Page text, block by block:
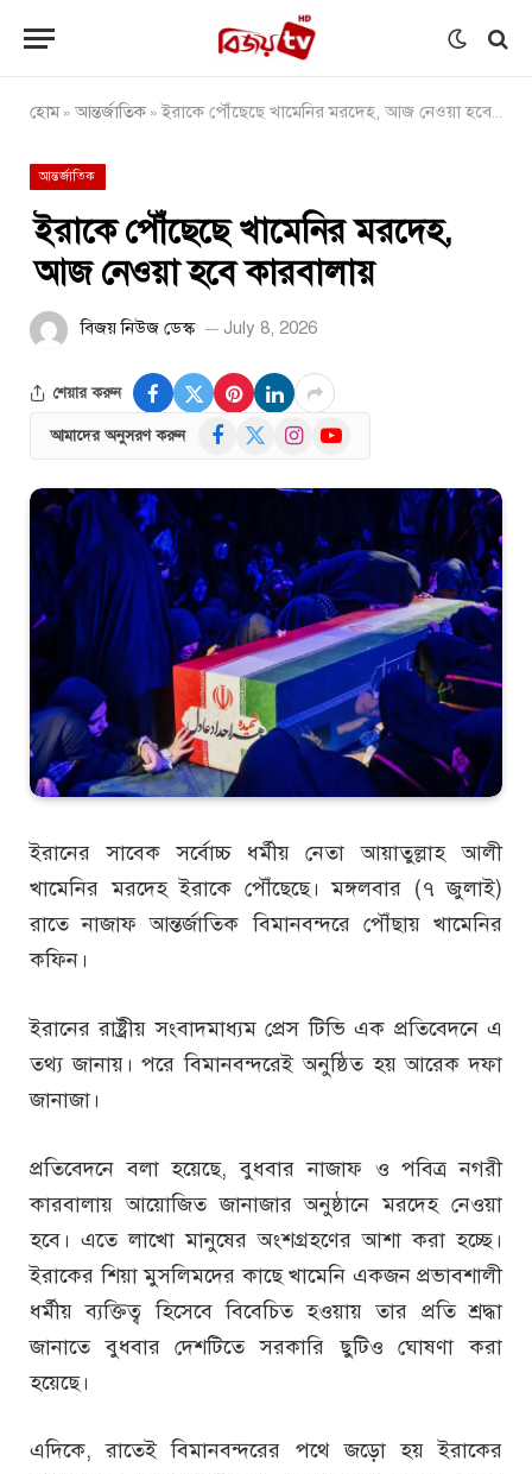
হোম» আন্তর্জাতিক »ইরাকে পৌঁছেছে খামেনির মরদেহ, আজ নেওয়া হবে কারবালায়
আন্তর্জাতিক
ইরাকে পৌঁছেছে খামেনির মরদেহ,
আজ নেওয়া হবে কারবালায়
বিজয় নিউজ ডেস্ক July 8, 2026
শেয়ার করুন
আমাদের অনুসরণ করুন Facebook InstagramYouTube
ইরানের সাবেক সর্বোচ্চ ধর্মীয় নেতা আয়াতুল্লাহ আলী
খামেনির মরদেহ ইরাকে পৌঁছেছে। মঙ্গলবার (৭ জুলাই)
রাতে নাজাফ আন্তর্জাতিক বিমানবন্দরে পৌঁছায় খামেনির
কফিন।
ইরানের রাষ্ট্রীয় সংবাদমাধ্যম প্রেস টিভি এক প্রতিবেদনে এ
তথ্য জানায়। পরে বিমানবন্দরেই অনুষ্ঠিত হয় আরেক দফা
জানাজা।
প্রতিবেদনে বলা হয়েছে, বুধবার নাজাফ ও পবিত্র নগরী
কারবালায় আয়োজিত জানাজার অনুষ্ঠানে মরদেহ নেওয়া
হবে। এতে লাখো মানুষের অংশগ্রহণের আশা করা হচ্ছে।
ইরাকের শিয়া মুসলিমদের কাছে খামেনি একজন প্রভাবশালী
ধর্মীয় ব্যক্তিত্ব হিসেবে বিবেচিত হওয়ায় তার প্রতি শ্রদ্ধা
জানাতে বুধবার দেশটিতে সরকারি ছুটিও ঘোষণা করা
হয়েছে।
এদিকে, রাতেই বিমানবন্দরের পথে জড়ো হয় ইরাকের